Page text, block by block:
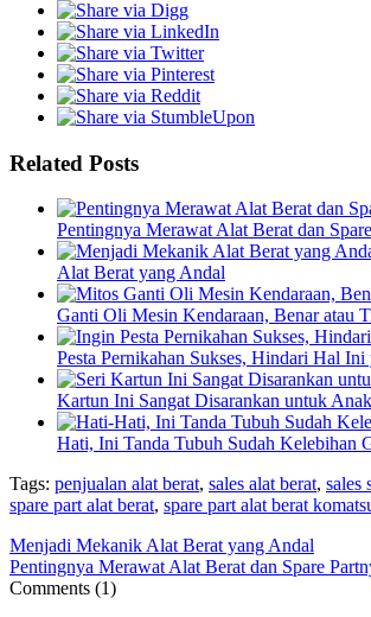
Related Posts
Pentingnya Merawat Alat Berat dan
Alat Berat yang Andal
Ganti Oli Mesin Kendaraan, Benar atau
Pesta Pernikahan Sukses, Hindari Hal Ini
Kartun Ini Sangat Disarankan untuk
Hati, Ini Tanda Tubuh Sudah Kelebihan
Tags: penjualan alat berat, sales alat berat, sales
spare part alat berat, spare part alat berat
Menjadi Mekanik Alat Berat yang Andal
Pentingnya Merawat Alat Berat dan Spare
Comments (1)